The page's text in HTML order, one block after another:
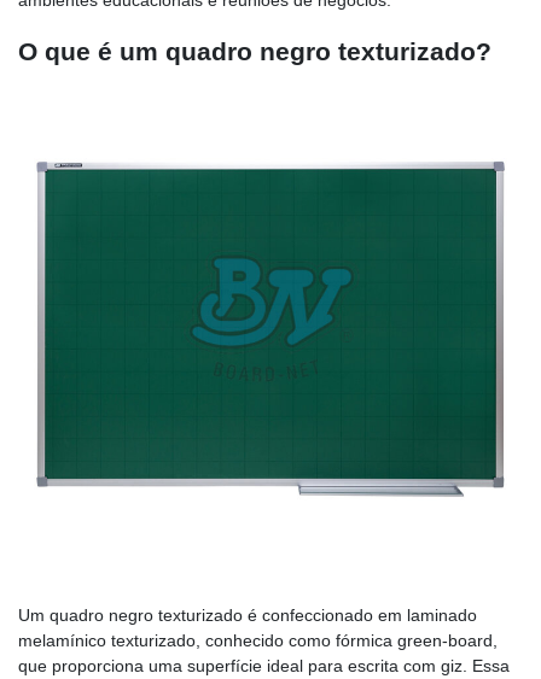
O que é um quadro negro texturizado?
Um quadro negro texturizado é confeccionado em laminado
melamínico texturizado, conhecido como fórmica green-board,
que proporciona uma superfície ideal para escrita com giz. Essa